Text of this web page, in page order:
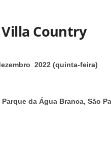
Country
2022 (quinta-feira)
Parque da Água Branca, São